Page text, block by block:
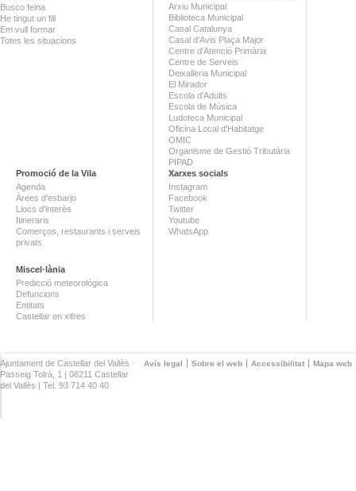
Busco feina
He tingut un fill
Em vull formar
Totes les situacions
Arxiu Municipal
Biblioteca Municipal
Casal Catalunya
Casal d'Avis Plaça Major
Centre d'Atenció Primària
Centre de Serveis
Deixalleria Municipal
El Mirador
Escola d'Adults
Escola de Música
Ludoteca Municipal
Oficina Local d'Habitatge
OMIC
Organisme de Gestió Tributària
PIPAD
Promoció de la Vila
Agenda
Àrees d'esbarjo
Llocs d'interès
Itineraris
Comerços, restaurants i serveis
privats
Miscel·lània
Predicció meteorològica
Defuncions
Entitats
Castellar en xifres
Xarxes socials
Instagram
Facebook
Twitter
Youtube
WhatsApp
Avís legal Sobre el web Accessibilitat Mapa web
Ajuntament de Castellar del Vallès ·
Passeig Tolrà, 1 | 08211 Castellar
del Vallès | Tel. 93 714 40 40